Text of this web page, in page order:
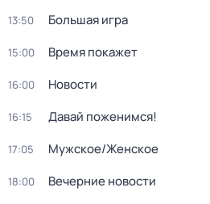
13:50 Большая игра
15:00 Время покажет
16:00 Новости
16:15 Давай поженимся!
17:05 Мужское/Женское
18:00 Вечерние новости